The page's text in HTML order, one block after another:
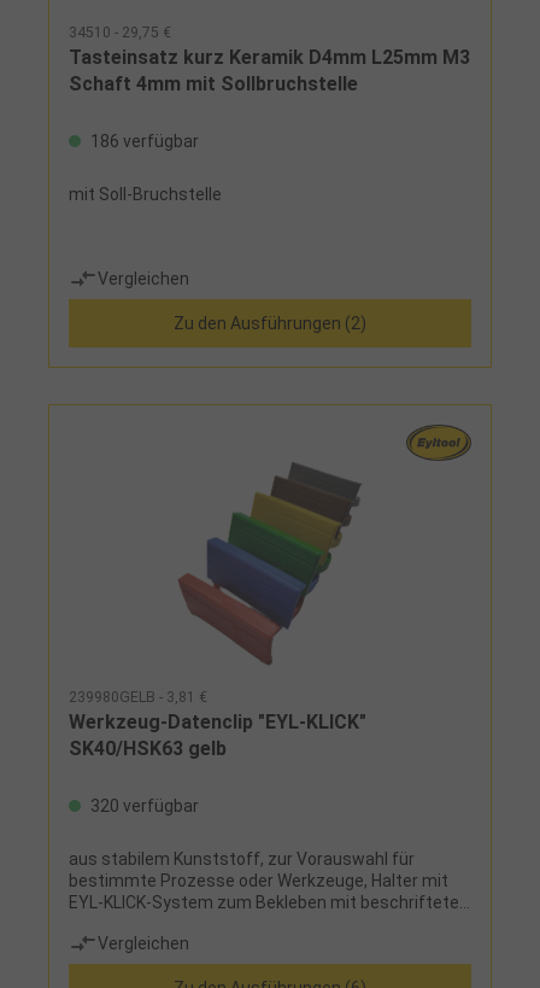
34510 - 29,75 €
Tasteinsatz kurz Keramik D4mm L25mm M3
Schaft 4mm mit Sollbruchstelle
186 verfügbar
mit Soll-Bruchstelle
Vergleichen
Zu den Ausführungen (2)
239980GELB - 3,81 €
Werkzeug-Datenclip "EYL-KLICK"
SK40/HSK63 gelb
320 verfügbar
aus stabilem Kunststoff, zur Vorauswahl für
bestimmte Prozesse oder Werkzeuge, Halter mit
EYL-KLICK-System zum Bekleben mit beschrifteten
mm)Hinweis:Andere Größen und Farben sowie
Magnethalter auf Anfrage!
Vergleichen